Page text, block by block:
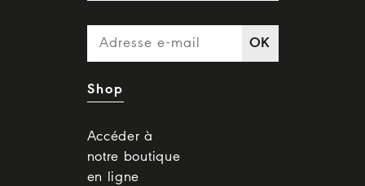
OK
Shop
Accéder à
notre boutique
en ligne